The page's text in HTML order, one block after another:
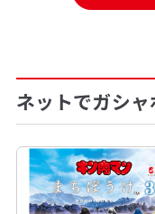
ネットでガシャ